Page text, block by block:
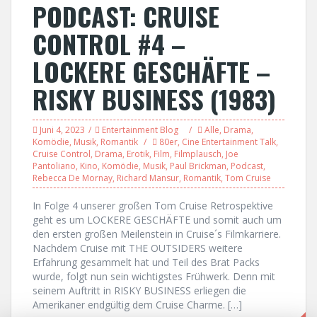
PODCAST: CRUISE
CONTROL #4 –
LOCKERE GESCHÄFTE –
RISKY BUSINESS (1983)
Juni 4, 2023 Entertainment Blog Alle, Drama,
Komödie, Musik, Romantik 80er, Cine Entertainment Talk,
Cruise Control, Drama, Erotik, Film, Filmplausch, Joe
Pantoliano, Kino, Komödie, Musik, Paul Brickman, Podcast,
Rebecca De Mornay, Richard Mansur, Romantik, Tom Cruise
In Folge 4 unserer großen Tom Cruise Retrospektive
geht es um LOCKERE GESCHÄFTE und somit auch um
den ersten großen Meilenstein in Cruise´s Filmkarriere.
Nachdem Cruise mit THE OUTSIDERS weitere
Erfahrung gesammelt hat und Teil des Brat Packs
wurde, folgt nun sein wichtigstes Frühwerk. Denn mit
seinem Auftritt in RISKY BUSINESS erliegen die
Amerikaner endgültig dem Cruise Charme. […]